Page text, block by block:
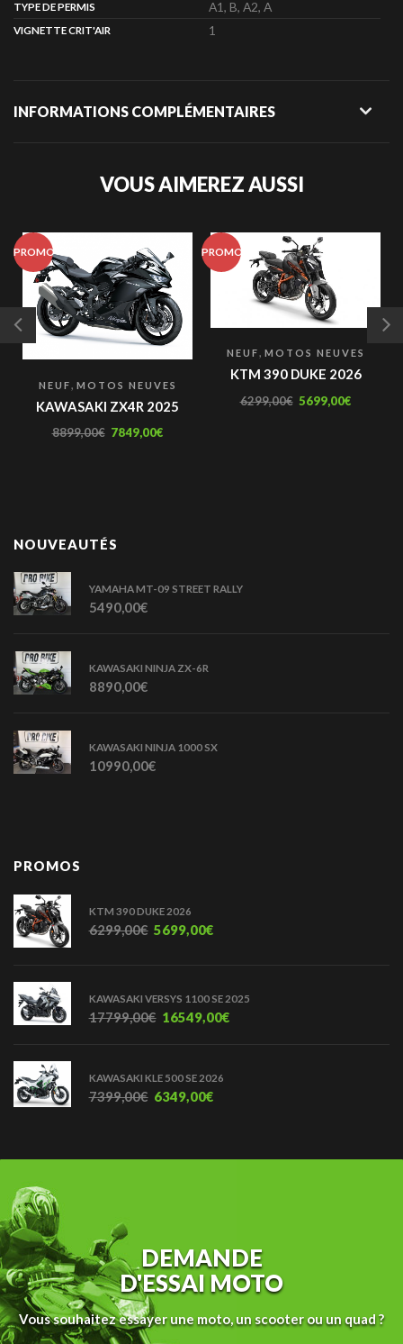
TYPE DE PERMIS A1, B, A2, A
VIGNETTE CRIT'AIR 1
INFORMATIONS COMPLÉMENTAIRES
VOUS AIMEREZ AUSSI
PROMO
NEUF, MOTOS NEUVES
KAWASAKI ZX4R 2025
8899,00€ 7849,00€
PROMO
NEUF, MOTOS NEUVES
KTM 390 DUKE 2026
6299,00€ 5699,00€
NOUVEAUTÉS
YAMAHA MT-09 STREET RALLY
5490,00€
KAWASAKI NINJA ZX-6R
8890,00€
KAWASAKI NINJA 1000 SX
10990,00€
PROMOS
KTM 390 DUKE 2026
6299,00€ 5699,00€
KAWASAKI VERSYS 1100 SE 2025
17799,00€ 16549,00€
KAWASAKI KLE 500 SE 2026
7399,00€ 6349,00€
DEMANDE
D'ESSAI MOTO
Vous souhaitez essayer une moto, un scooter ou un quad ?